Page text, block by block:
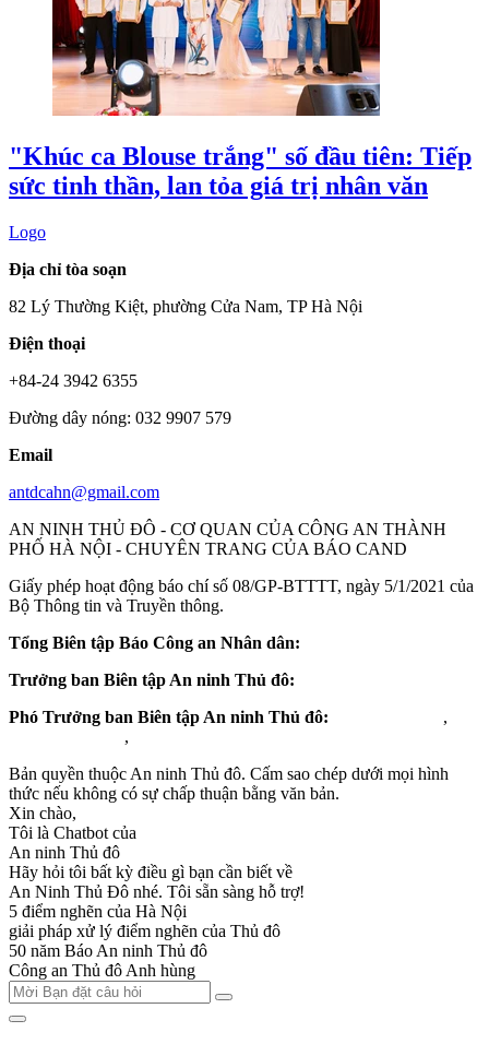
"Khúc ca Blouse trắng" số đầu tiên: Tiếp
sức tinh thần, lan tỏa giá trị nhân văn
Logo
Địa chỉ tòa soạn
82 Lý Thường Kiệt, phường Cửa Nam, TP Hà Nội
Điện thoại
+84-24 3942 6355
Đường dây nóng: 032 9907 579
Email
antdcahn@gmail.com
AN NINH THỦ ĐÔ - CƠ QUAN CỦA CÔNG AN THÀNH
PHỐ HÀ NỘI - CHUYÊN TRANG CỦA BÁO CAND
Giấy phép hoạt động báo chí số 08/GP-BTTTT, ngày 5/1/2021 của
Bộ Thông tin và Truyền thông.
Tổng Biên tập Báo Công an Nhân dân:
Trưởng ban Biên tập An ninh Thủ đô:
Phó Trưởng ban Biên tập An ninh Thủ đô:
,
,
Bản quyền thuộc An ninh Thủ đô. Cấm sao chép dưới mọi hình
thức nếu không có sự chấp thuận bằng văn bản.
Xin chào,
Tôi là Chatbot của
An ninh Thủ đô
Hãy hỏi tôi bất kỳ điều gì bạn cần biết về
An Ninh Thủ Đô nhé. Tôi sẵn sàng hỗ trợ!
5 điểm nghẽn của Hà Nội
giải pháp xử lý điểm nghẽn của Thủ đô
50 năm Báo An ninh Thủ đô
Công an Thủ đô Anh hùng